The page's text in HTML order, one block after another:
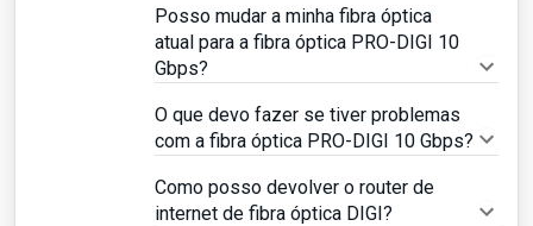
Posso mudar a minha fibra óptica
atual para a fibra óptica PRO-DIGI 10
Gbps?
O que devo fazer se tiver problemas
com a fibra óptica PRO-DIGI 10 Gbps?
Como posso devolver o router de
internet de fibra óptica DIGI?